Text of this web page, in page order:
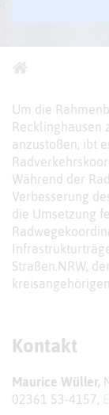
Um die
Recklinghausen
anzustoßen, ibt
Während der
Verbesserung
die Umsetzung
Straßen.NRW,
Kontakt
Maurice Wüller,
02361 53-4157,